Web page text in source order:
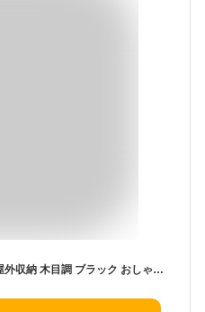
座れる 収納ボックス 屋外 270L 屋外収納 木目調 ブラック おしゃれ 幅109 奥行51.5 高さ55 cm 収納ベンチ 耐荷重 100kg 防水 鍵穴付 屋外物置 ベンチ ストッカー 大容量 収納庫 宅配ボックス 縁台 腰掛け